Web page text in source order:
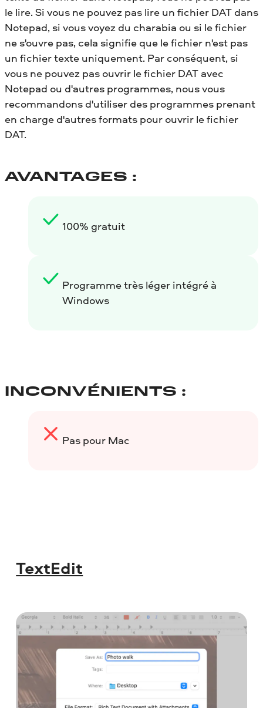
le lire. Si vous ne pouvez pas lire un fichier DAT dans
Notepad, si vous voyez du charabia ou si le fichier
ne s'ouvre pas, cela signifie que le fichier n'est pas
un fichier texte uniquement. Par conséquent, si
vous ne pouvez pas ouvrir le fichier DAT avec
Notepad ou d'autres programmes, nous vous
recommandons d'utiliser des programmes prenant
en charge d'autres formats pour ouvrir le fichier
DAT.
AVANTAGES :
100% gratuit
Programme très léger intégré à
Windows
INCONVÉNIENTS :
Pas pour Mac
TextEdit